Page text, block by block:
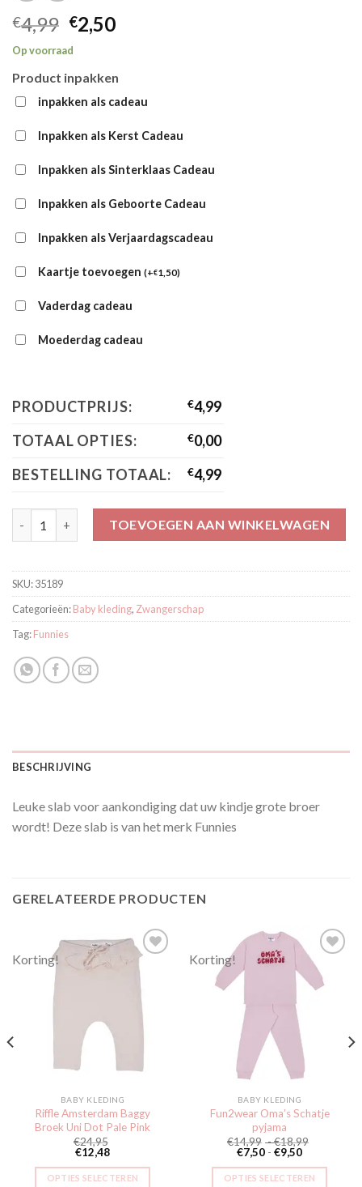
€4,99 €2,50
Op voorraad
Product inpakken
inpakken als cadeau
Inpakken als Kerst Cadeau
Inpakken als Sinterklaas Cadeau
Inpakken als Geboorte Cadeau
Inpakken als Verjaardagscadeau
Kaartje toevoegen (+€1,50)
Vaderdag cadeau
Moederdag cadeau
PRODUCTPRIJS: €4,99
TOTAAL OPTIES:
€0,00
BESTELLING TOTAAL:
€4,99
TOEVOEGEN AAN WINKELWAGEN
SKU:35189
Categorieën:Baby kleding, Zwangerschap
Tag:Funnies
BESCHRIJVING
Leuke slab voor aankondiging dat uw kindje grote broer
wordt! Deze slab is van het merk Funnies
GERELATEERDE PRODUCTEN
Korting!
aan
verlanglijst
BABY KLEDING
Riffle Amsterdam Baggy
Broek Uni Dot Pale Pink
€24,95
€12,48
OPTIES SELECTEREN
Korting!
Toevoegen
verlanglijst
BABY KLEDING
Fun2wear Oma’s Schatje
pyjama
€14,99 -€18,99
€18,99
€7,50 - €9,50Prijsklasse:
tot
€9,50
OPTIES SELECTEREN